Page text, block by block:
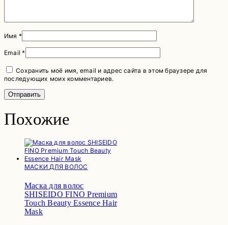
Имя *
Email*
Сохранить моё имя, email и адрес сайта в этом браузере для
последующих моих комментариев.
Похожие
МАСКИ ДЛЯ ВОЛОС
Маска для волос
SHISEIDO FINO Premium
Touch Beauty Essence Hair
Mask